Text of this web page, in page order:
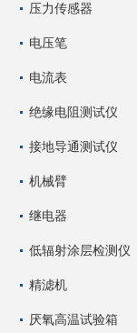
压力传感器
电压笔
电流表
绝缘电阻测试仪
接地导通测试仪
机械臂
继电器
低辐射涂层检测仪
精滤机
厌氧高温试验箱